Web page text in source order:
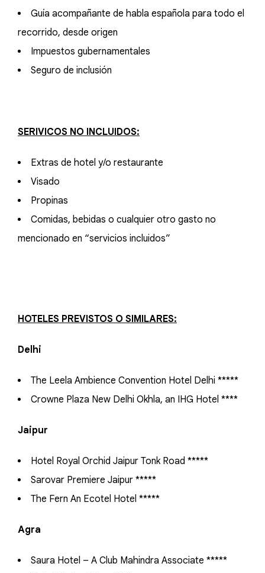
Guía acompañante de habla española para todo el
recorrido, desde origen
Impuestos gubernamentales
Seguro de inclusión
SERIVICOS NO INCLUIDOS:
Extras de hotel y/o restaurante
Visado
Propinas
Comidas, bebidas o cualquier otro gasto no
mencionado en “servicios incluidos”
HOTELES PREVISTOS O SIMILARES:
Delhi
The Leela Ambience Convention Hotel Delhi *****
Crowne Plaza New Delhi Okhla, an IHG Hotel ****
Jaipur
Hotel Royal Orchid Jaipur Tonk Road *****
Sarovar Premiere Jaipur *****
The Fern An Ecotel Hotel *****
Agra
Saura Hotel – A Club Mahindra Associate *****